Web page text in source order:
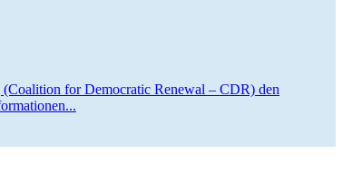
for Democratic Renewal – CDR) den